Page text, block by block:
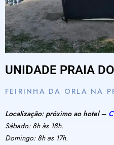
UNIDADE PRAIA
FEIRINHA DA ORLA NA
Localização: próximo ao hotel –
Sábado: 8h às 18h.
Domingo: 8h as 17h.